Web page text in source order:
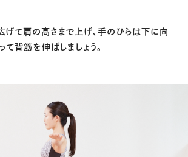
て肩の高さまで上げ、手のひらは下に向
て背筋を伸ばしましょう。